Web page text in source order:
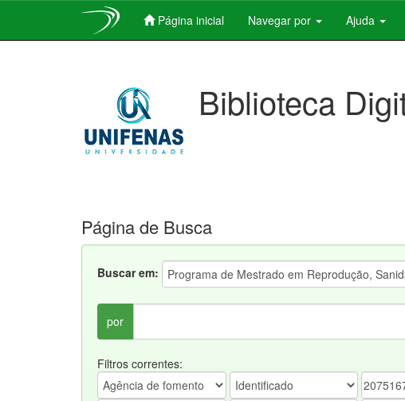
Página inicial Navegar por Ajuda
Biblioteca
Página de Busca
Buscar em:
por
Filtros correntes: